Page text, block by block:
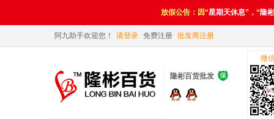
放假公告：因“星期天休息”，“隆
阿九助手欢迎您！ 请登录 免费注册 批发商注册
隆彬百货批发 
微